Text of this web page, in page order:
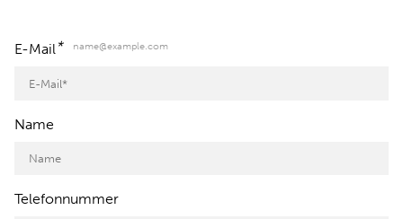
E-Mail* name@example.com
Name
Telefonnummer